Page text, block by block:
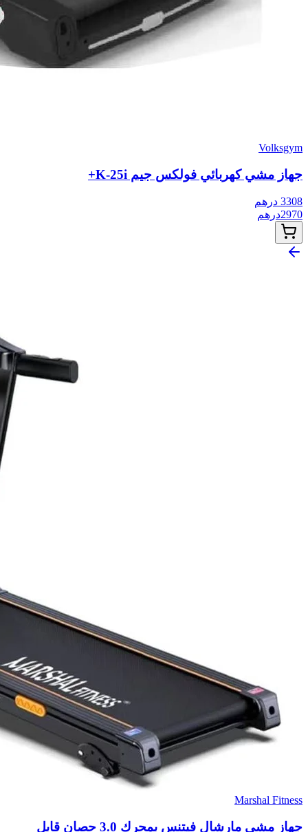
Volksgym
جهاز مشي كهربائي فولكس جيم K-25i+
3308 درهم
2970درهم
Marshal Fitness
جهاز مشي مارشال فيتنس بمحرك 3.0 حصان قابل